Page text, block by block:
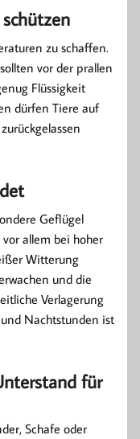
zu schaffen.
vor der prallen
Flüssigkeit
dürfen Tiere auf
Geflügel
allem bei hoher
Witterung
und die
Verlagerung
Nachtstunden ist
für
Schafe oder